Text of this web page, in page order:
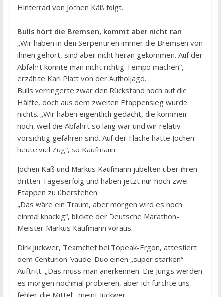
Hinterrad von Jochen Käß folgt.
Bulls hört die Bremsen, kommt aber nicht ran
„Wir haben in den Serpentinen immer die Bremsen von
ihnen gehört, sind aber nicht heran gekommen. Auf der
Abfahrt konnte man nicht richtig Tempo machen“,
erzählte Karl Platt von der Aufholjagd.
Bulls verringerte zwar den Rückstand noch auf die
Hälfte, doch aus dem zweiten Etappensieg wurde
nichts. „Wir haben eigentlich gedacht, die kommen
noch, weil die Abfahrt so lang war und wir relativ
vorsichtig gefahren sind. Auf der Fläche hatte Jochen
heute viel Zug“, so Kaufmann.
Jochen Käß und Markus Kaufmann jubelten über ihren
dritten Tageserfolg und haben jetzt nur noch zwei
Etappen zu überstehen.
„Das wäre ein Traum, aber morgen wird es noch
einmal knackig“, blickte der Deutsche Marathon-
Meister Markus Kaufmann voraus.
Dirk Juckwer, Teamchef bei Topeak-Ergon, attestiert
dem Centurion-Vaude-Duo einen „super starken“
Auftritt. „Das muss man anerkennen. Die Jungs werden
es morgen nochmal probieren, aber ich fürchte uns
fehlen die Mittel“, meint Juckwer.